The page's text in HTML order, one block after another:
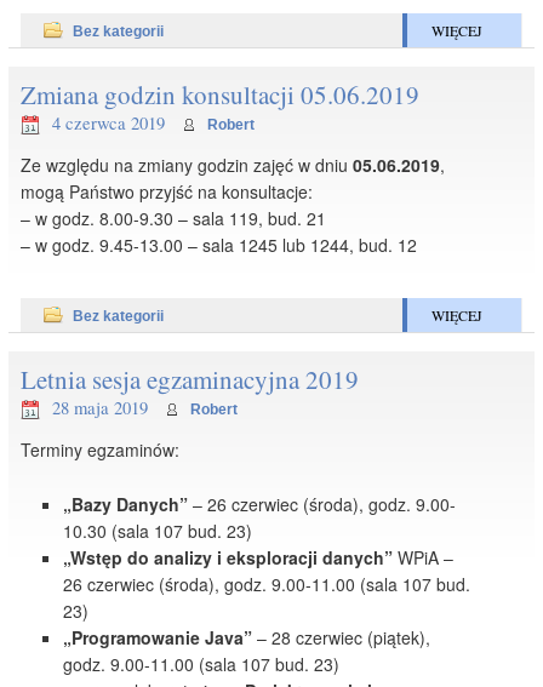
Bez kategorii WIĘCEJ
Zmiana godzin konsultacji 05.06.2019
4 czerwca 2019 Robert
Ze względu na zmiany godzin zajęć w dniu05.06.2019,
mogą Państwo przyjść na konsultacje:
– w godz. 8.00-9.30 – sala 119, bud. 21
– w godz. 9.45-13.00 – sala 1245 lub 1244, bud. 12
Bez kategorii WIĘCEJ
Letnia sesja egzaminacyjna 2019
28 maja 2019 Robert
Terminy egzaminów:
„Bazy Danych” – 26 czerwiec (środa), godz. 9.00-
10.30 (sala 107 bud. 23)
„Wstęp do analizy i eksploracji danych” WPiA –
26 czerwiec (środa), godz. 9.00-11.00 (sala 107 bud.
23)
„Programowanie Java” – 28 czerwiec (piątek),
godz. 9.00-11.00 (sala 107 bud. 23)